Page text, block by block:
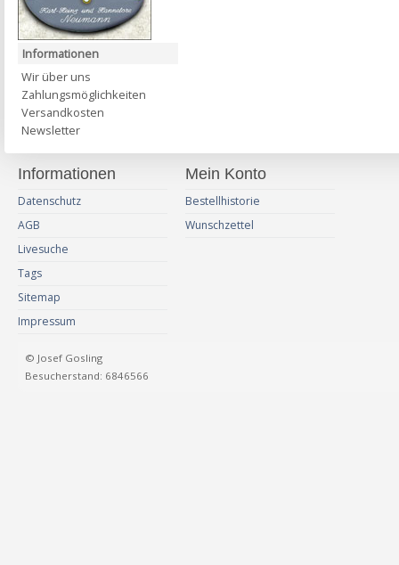
Informationen
Wir über uns
Zahlungsmöglichkeiten
Versandkosten
Newsletter
Informationen
Datenschutz
AGB
Livesuche
Tags
Sitemap
Impressum
Mein Konto
Bestellhistorie
Wunschzettel
© Josef Gosling
Besucherstand: 6846566